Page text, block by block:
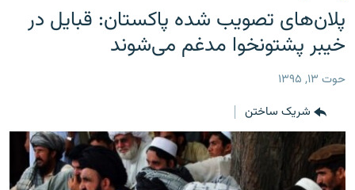
متن
اصلی
بازگشت
منوی
مراجعه
به
صفحه
جستجو
گزارش‌ها
افغانستان
جهان
خبرها
جدول نشرات
مصاحبه‌ها
برنامه‌ها
مجموعه تصویری
ورزش
پلان‌های تصویب شده پاکستان: قبایل در
خیبر پشتونخوا مدغم می‌شوند
حوت ۱۳, ۱۳۹۵
شریک ساختن